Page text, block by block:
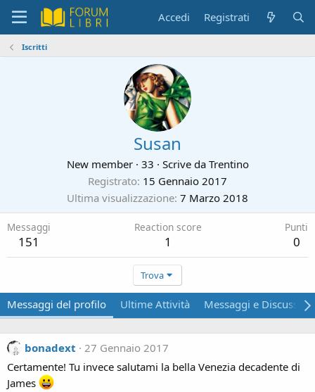
Accedi Registrati
Iscritti
Susan
New member · 33 · Scrive da Trentino
Registrato 15 Gennaio 2017
Ultima visualizzazione 7 Marzo 2018
Messaggi
151
Reaction score
1
Punti
0
Trova
Messaggi del profilo Ultime Attività Messaggi e
bonadext
27 Gennaio 2017
Certamente! Tu invece salutami la bella Venezia decadente di
James